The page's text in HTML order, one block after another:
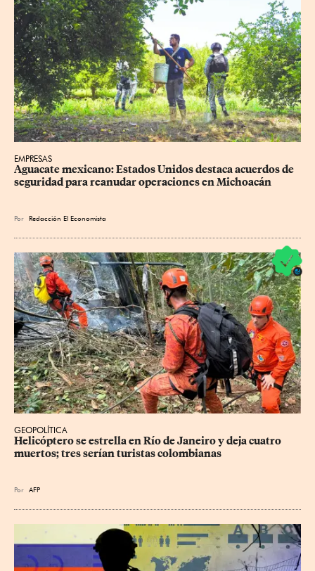
EMPRESAS
Aguacate mexicano: Estados Unidos destaca acuerdos de
seguridad para reanudar operaciones en Michoacán
Por Redacción El Economista
GEOPOLÍTICA
Helicóptero se estrella en Río de Janeiro y deja cuatro
muertos; tres serían turistas colombianas
Por AFP